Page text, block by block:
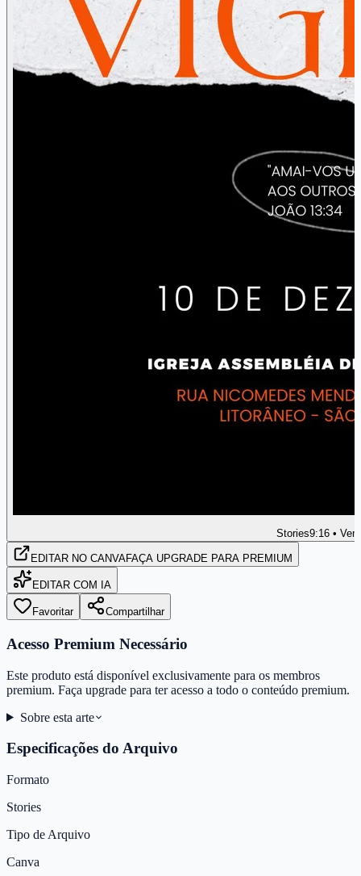
Stories9:16 •
EDITAR NO CANVAFAÇA UPGRADE PARA PREMIUM
EDITAR COM IA
Favoritar Compartilhar
Acesso Premium Necessário
Este produto está disponível exclusivamente para os membros
premium. Faça upgrade para ter acesso a todo o conteúdo premium.
Sobre esta arte
Especificações do Arquivo
Formato
Stories
Tipo de Arquivo
Canva